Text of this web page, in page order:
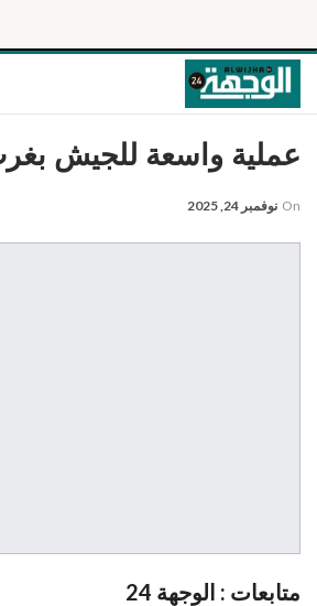
عملية واسعة للجيش
On نوفمبر 24, 2025
متابعات : الوجهة 24